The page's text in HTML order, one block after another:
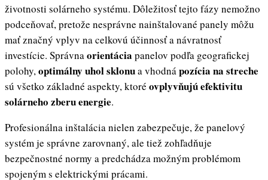
životnosti solárneho systému. Dôležitosť tejto fázy nemožno
podceňovať, pretože nesprávne nainštalované panely môžu
mať značný vplyv na celkovú účinnosť a návratnosť
investície. Správnaorientácia panelov podľa geografickej
polohy,optimálny uhol sklonua vhodnápozícia na streche
sú všetko základné aspekty, ktoré ovplyvňujú efektivitu
solárneho zberu energie.
Profesionálna inštalácia nielen zabezpečuje, že panelový
systém je správne zarovnaný, ale tiež zohľadňuje
bezpečnostné normy a predchádza možným problémom
spojeným s elektrickými prácami.